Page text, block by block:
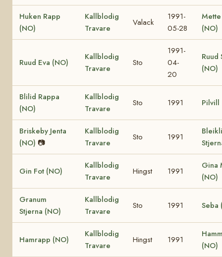
Huken Rapp
(NO)
Kallblodig
Travare
Valack
1991-
05-28
(NO)
Ruud Eva (NO)
Kallblodig
Travare
Sto
1991-
04-
20
Ruud
(NO)
Blilid Rappa
(NO)
Kallblodig
Travare
Sto 1991 Pilvill
Briskeby Jenta
(NO) 📷
Kallblodig
Travare
Sto 1991
Bleikli
Gin Fot (NO)
Kallblodig
Travare
Hingst 1991
Gina
(NO)
Granum
Stjerna (NO)
Kallblodig
Travare
Sto 1991 Seba
Hamrapp (NO)
Kallblodig
Travare
Hingst 1991
(NO)